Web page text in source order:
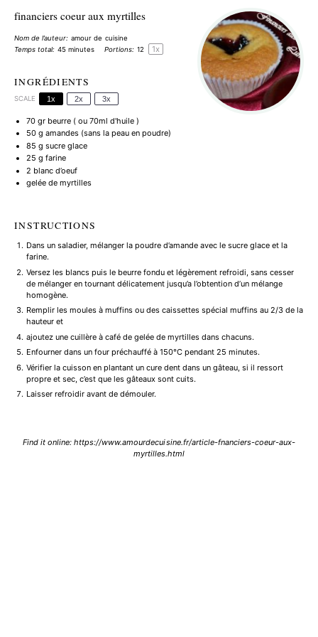
financiers coeur aux myrtilles
Nom de l’auteur: amour de cuisine
Temps total: 45 minutes Portions: 12 1x
INGRÉDIENTS
SCALE 1x 2x 3x
70gr beurre ( ou 70ml d'huile )
50 g amandes (sans la peau en poudre)
85 g sucre glace
25 g farine
2 blanc d’oeuf
gelée de myrtilles
INSTRUCTIONS
Dans un saladier, mélanger la poudre d’amande avec le sucre glace et la
farine.
Versez les blancs puis le beurre fondu et légèrement refroidi, sans cesser
de mélanger en tournant délicatement jusqu’a l’obtention d’un mélange
homogène.
Remplir les moules à muffins ou des caissettes spécial muffins au 2/3 de la
hauteur et
ajoutez une cuillère à café de gelée de myrtilles dans chacuns.
Enfourner dans un four préchauffé à 150°C pendant 25 minutes.
Vérifier la cuisson en plantant un cure dent dans un gâteau, si il ressort
propre et sec, c’est que les gâteaux sont cuits.
Laisser refroidir avant de démouler.
Find it online:https://www.amourdecuisine.fr/article-fnanciers-coeur-aux-
myrtilles.html